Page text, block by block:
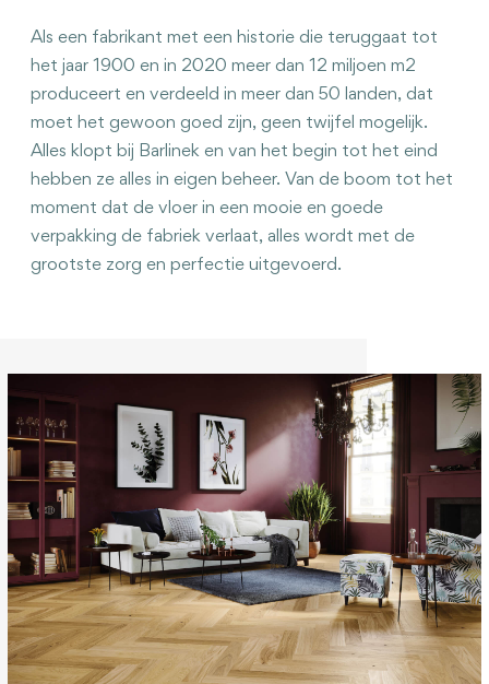
Als een fabrikant met een historie die teruggaat tot
het jaar 1900 en in 2020 meer dan 12 miljoen m2
produceert en verdeeld in meer dan 50 landen, dat
moet het gewoon goed zijn, geen twijfel mogelijk.
Alles klopt bij Barlinek en van het begin tot het eind
hebben ze alles in eigen beheer. Van de boom tot het
moment dat de vloer in een mooie en goede
verpakking de fabriek verlaat, alles wordt met de
grootste zorg en perfectie uitgevoerd.